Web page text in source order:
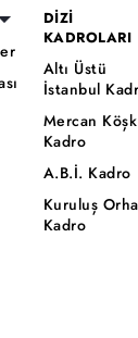
DİZİ
KADROLARI
Altı Üstü
İstanbul
Mercan Köşk
Kadro
A.B.İ. Kadro
Kuruluş
Kadro